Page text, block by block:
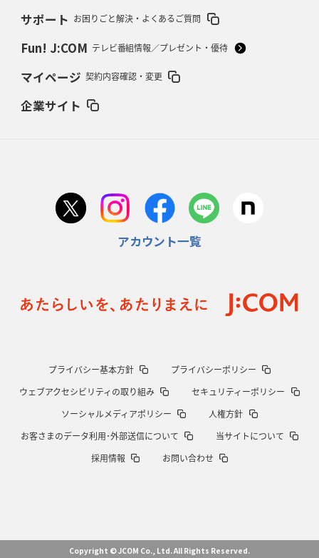
2026年2月12日(木)更新
2026年2月5日(木)更新
占い方
首位スピアーズ、充実の攻撃力 「湧き出る」パスでトライ量産
2026年1月8日(木)更新
ルディケ「15番はゲームドライバ
2025年12月25日(木)更新
2025年12月18日(木)更新
サポート お困りごと解決・よくあるご質問
Fun! J:COM テレビ番組情報／プレゼント・優待
マイページ 契約内容確認・変更
企業サイト
アカウント一覧
プライバシー基本方針
プライバシーポリシー
ウェブアクセシビリティの取り組み
セキュリティーポリシー
ソーシャルメディアポリシー
人権方針
お客さまのデータ利用･外部送信について
当サイトについて
採用情報
お問い合わせ
Copyright © JCOM Co., Ltd. All Rights Reserved.